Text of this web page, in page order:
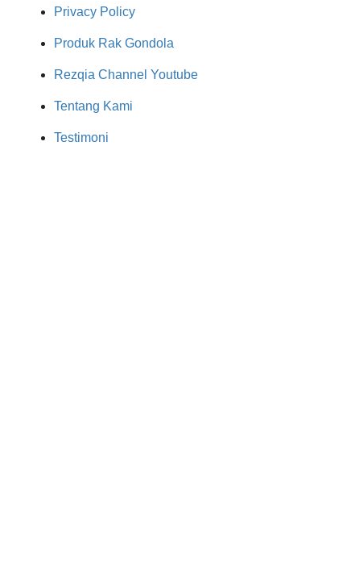
Privacy Policy
Produk Rak Gondola
Rezqia Channel Youtube
Tentang Kami
Testimoni